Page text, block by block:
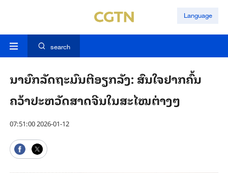
Language
search
ນາ​ຍົກ​ລັດ​ຖະ​ມົນ​ຕີອຽກ​ລັງ: ສົນ​ໃຈ​ຢາກ​ຄົ້ນ​
ຄວ້າ​ປະ​ຫວັດ​ສາດ​​ຈີນ​ໃນ​ສະ​ໄໝ​ຕ່າງໆ
07:51:00 2026-01-12